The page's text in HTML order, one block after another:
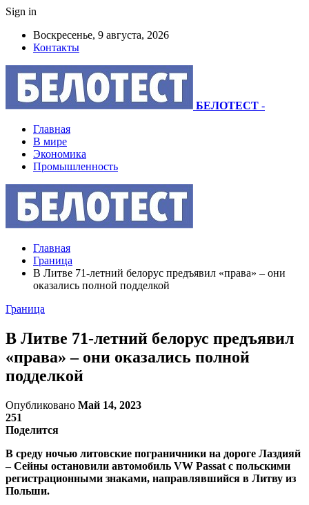
Sign in
Воскресенье, 9 августа, 2026
Контакты
БЕЛОТЕСТ -
Главная
В мире
Экономика
Промышленность
Главная
Граница
В Литве 71-летний белорус предъявил «права» – они
оказались полной подделкой
Граница
В Литве 71-летний белорус предъявил
«права» – они оказались полной
подделкой
Опубликовано Май 14, 2023
251
Поделится
В среду ночью литовские пограничники на дороге Лаздияй
– Сейны остановили автомобиль VW Passat с польскими
регистрационными знаками, направлявшийся в Литву из
Польши.